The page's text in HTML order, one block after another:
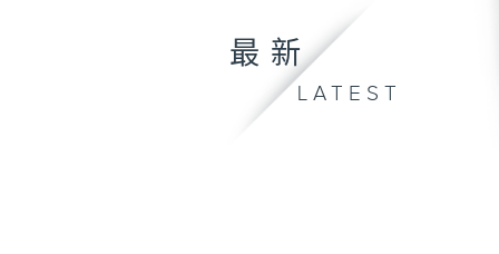
最新
LATEST